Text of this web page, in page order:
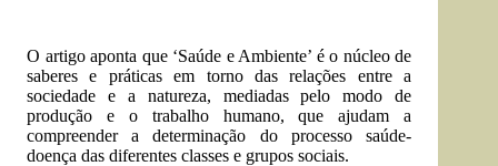
O artigo aponta que ‘Saúde e Ambiente’ é o núcleo de
saberes e práticas em torno das relações entre a
sociedade e a natureza, mediadas pelo modo de
produção e o trabalho humano, que ajudam a
compreender a determinação do processo saúde-
doença das diferentes classes e grupos sociais.